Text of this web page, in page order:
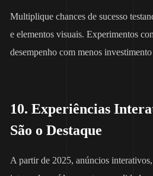
Multiplique chances de sucesso
e elementos visuais. Experimentos
desempenho com menos
10. Experiências
São o Destaque
A partir de 2025, anúncios